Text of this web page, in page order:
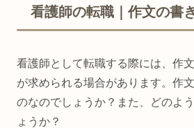
看護師の転職｜作文の書
看護師として転職する際には、作
が求められる場合があります。作
のなのでしょうか？また、どのよ
ょうか？